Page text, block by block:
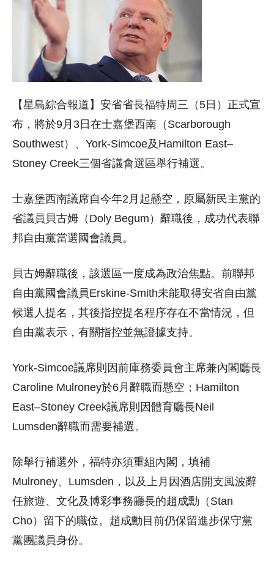
【星島綜合報道】安省省長福特周三（5日）正式宣
布，將於9月3日在士嘉堡西南（Scarborough
Southwest）、York-Simcoe及Hamilton East–
Stoney Creek三個省議會選區舉行補選。
士嘉堡西南議席自今年2月起懸空，原屬新民主黨的
省議員貝古姆（Doly Begum）辭職後，成功代表聯
邦自由黨當選國會議員。
貝古姆辭職後，該選區一度成為政治焦點。前聯邦
自由黨國會議員Erskine-Smith未能取得安省自由黨
候選人提名，其後指控提名程序存在不當情況，但
自由黨表示，有關指控並無證據支持。
York-Simcoe議席則因前庫務委員會主席兼內閣廳長
Caroline Mulroney於6月辭職而懸空；Hamilton
East–Stoney Creek議席則因體育廳長Neil
Lumsden辭職而需要補選。
除舉行補選外，福特亦須重組內閣，填補
Mulroney、Lumsden，以及上月因酒店開支風波辭
任旅遊、文化及博彩事務廳長的趙成勳（Stan
Cho）留下的職位。趙成勳目前仍保留進步保守黨
黨團議員身份。